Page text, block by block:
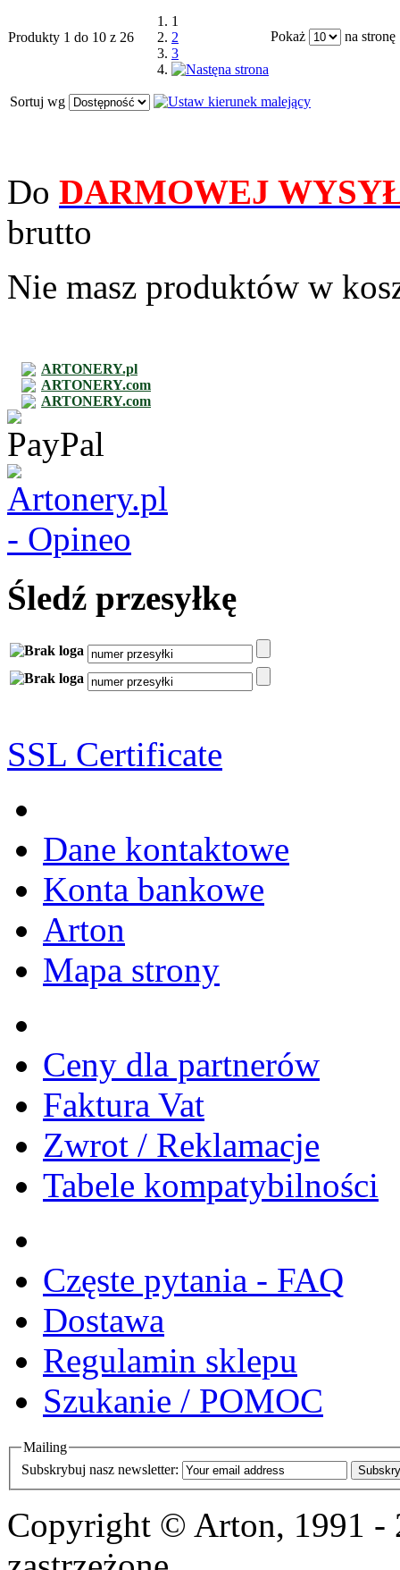
Produkty 1 do 10 z 26
1
2
3
Pokaż na stronę
Sortuj wg
Do DARMOWEJ
brutto
Nie masz produktów w
ARTONERY.pl
ARTONERY.com
ARTONERY.com
Śledź przesyłkę
SSL Certificate
Dane kontaktowe
Konta bankowe
Arton
Mapa strony
Ceny dla partnerów
Faktura Vat
Zwrot / Reklamacje
Tabele kompatybilności
Częste pytania - FAQ
Dostawa
Regulamin sklepu
Szukanie / POMOC
Mailing
Subskrybuj nasz newsletter:
Copyright © Arton, 1991 -